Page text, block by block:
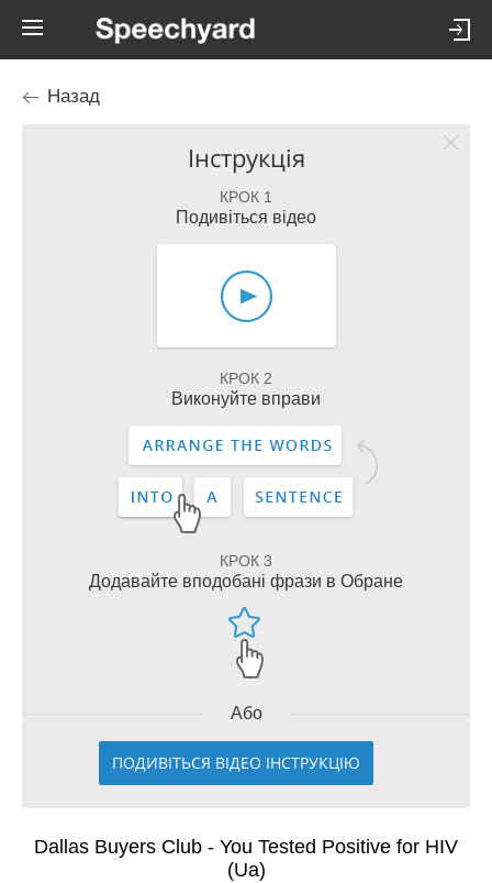
Назад
Інструкція
КРОК 1
Подивіться відео
КРОК 2
Виконуйте вправи
КРОК 3
Додавайте вподобані фрази в Обране
Або
ПОДИВІТЬСЯ ВІДЕО ІНСТРУКЦІЮ
Dallas Buyers Club - You Tested Positive for HIV
(Ua)